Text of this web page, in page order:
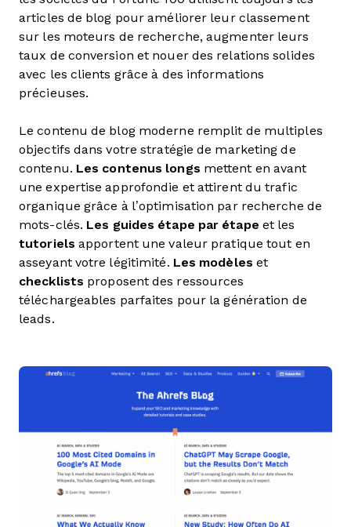
articles de blog pour améliorer leur classement
sur les moteurs de recherche, augmenter leurs
taux de conversion et nouer des relations solides
avec les clients grâce à des informations
précieuses.
Le contenu de blog moderne remplit de multiples
objectifs dans votre stratégie de marketing de
contenu. Les contenus longs mettent en avant
une expertise approfondie et attirent du trafic
organique grâce à l’optimisation par recherche de
mots-clés. Les guides étape par étape et les
tutoriels apportent une valeur pratique tout en
asseyant votre légitimité. Les modèles et
checklists proposent des ressources
téléchargeables parfaites pour la génération de
leads.